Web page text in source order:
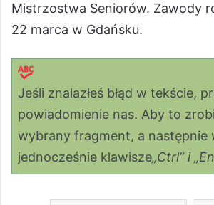
Mistrzostwa Seniorów. Zawody
22 marca w Gdańsku.
Jeśli znalazłeś błąd w tekście,
powiadomienie nas. Aby to
wybrany fragment, a następnie
jednocześnie klawisze„Ctrl” i